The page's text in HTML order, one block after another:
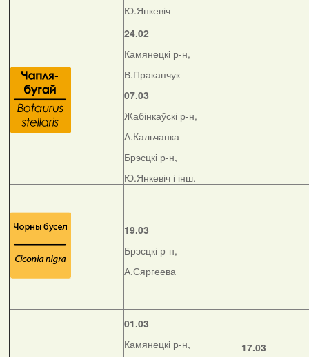
Ю.Янкевіч
24.02
Камянецкі р-н,
В.Пракапчук
07.03
Жабінкаўскі р-н,
А.Кальчанка
Брэсцкі р-н,
Ю.Янкевіч і інш.
19.03
Брэсцкі р-н,
А.Сяргеева
01.03
Камянецкі р-н,
17.03